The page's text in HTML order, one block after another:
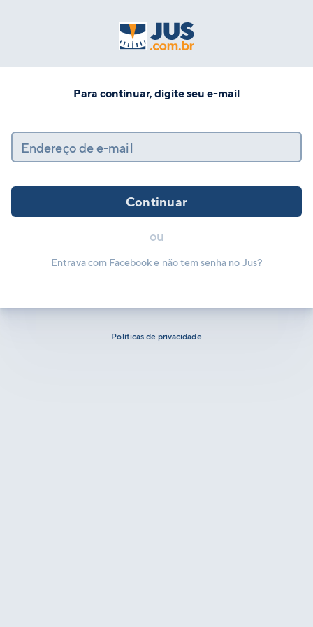
Para continuar, digite seu e-mail
Endereço de e-mail
Continuar
ou
Entrava com Facebook e não tem senha no Jus?
Políticas de privacidade